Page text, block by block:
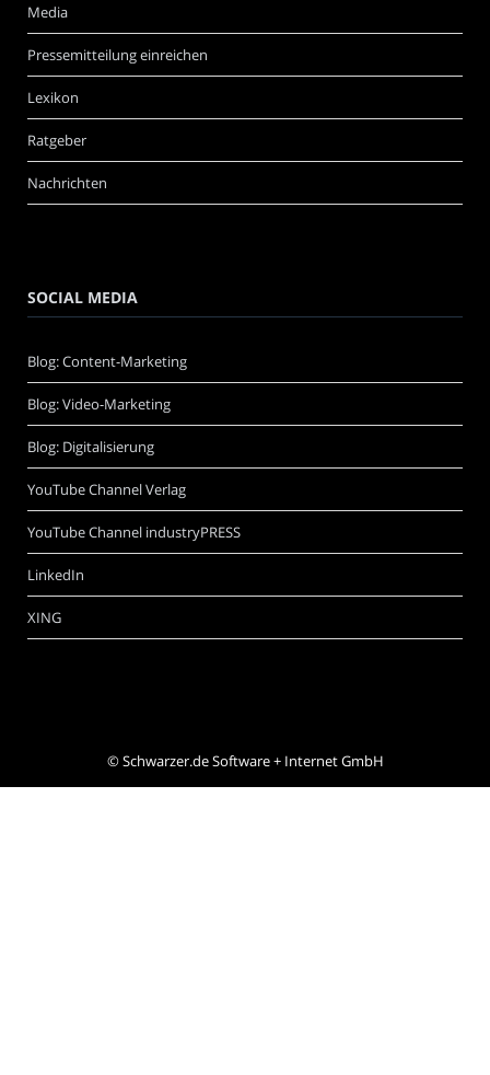
Media
Pressemitteilung einreichen
Lexikon
Ratgeber
Nachrichten
SOCIAL MEDIA
Blog: Content-Marketing
Blog: Video-Marketing
Blog: Digitalisierung
YouTube Channel Verlag
YouTube Channel industryPRESS
LinkedIn
XING
©Schwarzer.de Software + Internet GmbH